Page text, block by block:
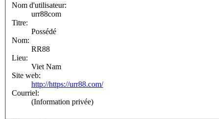
Nom d'utilisateur:
urr88com
Titre:
Possédé
Nom:
RR88
Lieu:
Viet Nam
Site web:
http://https://urr88.com/
Courriel:
(Information privée)